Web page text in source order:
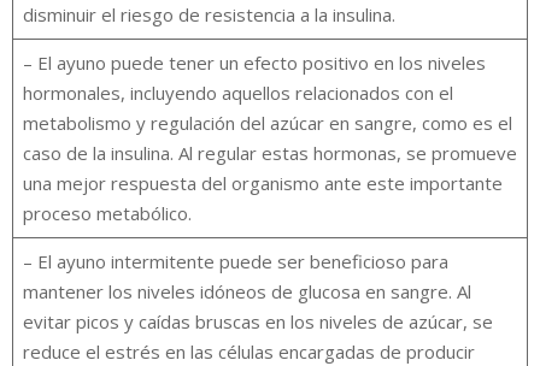
disminuir el riesgo de resistencia a la insulina.
– El ayuno puede tener un efecto positivo en los niveles
hormonales, incluyendo aquellos relacionados con el
metabolismo y regulación del azúcar en sangre, como es el
caso de la insulina. Al regular estas hormonas, se promueve
una mejor respuesta del organismo ante este importante
proceso metabólico.
– El ayuno intermitente puede ser beneficioso para
mantener los niveles idóneos de glucosa en sangre. Al
evitar picos y caídas bruscas en los niveles de azúcar, se
reduce el estrés en las células encargadas de producir